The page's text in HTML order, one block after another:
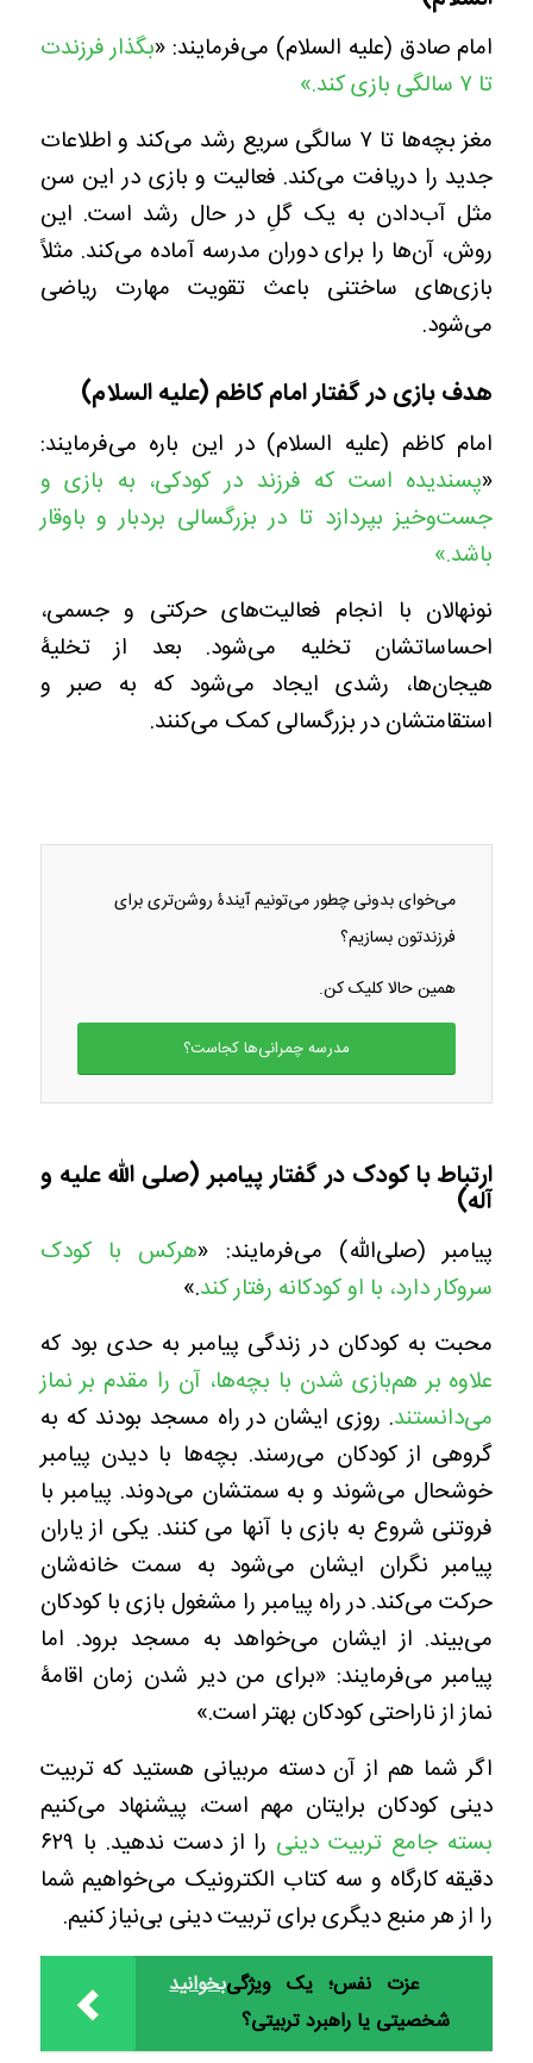
امام صادق (علیه السلام) می‌فرمایند: «بگذار فرزندت
تا ۷ سالگی بازی کند.»
مغز بچه‌ها تا ۷ سالگی سریع رشد می‌کند و اطلاعات
جدید را دریافت می‌کند. فعالیت و بازی در این سن
مثل آب‌دادن به یک گلِ در حال رشد است. این
روش، آن‌ها را برای دوران مدرسه آماده می‌کند. مثلاً
بازی‌های ساختنی باعث تقویت‌ مهارت ریاضی
می‌شود.
هدف بازی در گفتار امام کاظم (علیه السلام)
امام کاظم (علیه السلام) در این باره می‌فرمایند:
«پسندیده است که فرزند در کودکی، به بازی و
جست‌وخیز بپردازد تا در بزرگسالی بردبار و باوقار
باشد.»
نونهالان با انجام فعالیت‌های حرکتی و جسمی،
احساساتشان تخلیه می‌شود. بعد از تخلیۀ
هیجان‌ها، رشدی ایجاد می‌شود که به صبر و
استقامتشان در بزرگسالی کمک می‌کنند.
می‌خوای بدونی چطور می‌تونیم آیندۀ روشن‌تری برای
فرزندتون بسازیم؟
همین حالا کلیک کن.
مدرسه چمرانی‌ها کجاست؟
ارتباط با کودک در گفتار پیامبر (صلی الله علیه و
آله)
پیامبر (صلی‌الله‌) می‌فرمایند: «هرکس با کودک
سروکار دارد، با او کودکانه رفتار کند.»
محبت به کودکان در زندگی پیامبر به حدی بود که
علاوه بر هم‌بازی شدن با بچه‌ها، آن را مقدم بر نماز
می‌دانستند. روزی ایشان در راه مسجد بودند که به
گروهی از کودکان می‌رسند. بچه‌ها با دیدن پیامبر
خوشحال می‌شوند و به سمتشان می‌دوند. پیامبر با
فروتنی شروع به بازی‌ با آنها می کنند. یکی از یاران
پیامبر نگران ایشان می‌شود به سمت خانه‌شان
حرکت می‌کند. در راه پیامبر را مشغول بازی با کودکان
می‌بیند. از ایشان می‌خواهد به مسجد برود. اما
پیامبر می‌فرمایند: «برای من دیر شدن زمان اقامۀ
نماز از ناراحتی کودکان بهتر است.»
اگر شما هم از آن دسته مربیانی هستید که تربیت
دینی کودکان برایتان مهم است، پیشنهاد می‌کنیم
بسته جامع تربیت دینی
را از دست ندهید. با ۶۲۹
دقیقه کارگاه و سه کتاب الکترونیک می‌خواهیم شما
را از هر منبع دیگری برای تربیت دینی بی‌نیاز کنیم.
بخوانیدعزت نفس؛ یک ویژگی
شخصیتی یا راهبرد تربیتی؟